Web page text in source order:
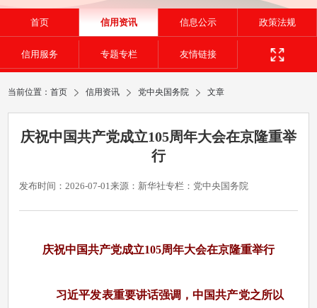
首页 信用资讯 信息公示 政策法规
信用服务 专题专栏 友情链接
当前位置：首页 信用资讯 党中央国务院 文章
庆祝中国共产党成立105周年大会在京隆重举
行
发布时间：2026-07-01来源：新华社专栏：党中央国务院
庆祝中国共产党成立105周年大会在京隆重举行
习近平发表重要讲话强调，中国共产党之所以